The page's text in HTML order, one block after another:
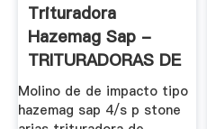
Trituradora
Hazemag Sap -
TRITURADORAS DE
.
Molino de de impacto tipo
hazemag sap 4/s p stone